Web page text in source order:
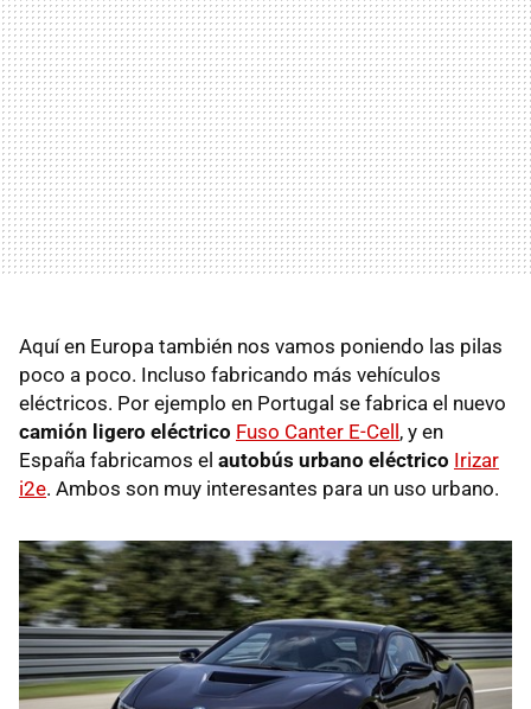
Aquí en Europa también nos vamos poniendo las pilas
poco a poco. Incluso fabricando más vehículos
eléctricos. Por ejemplo en Portugal se fabrica el nuevo
camión ligero eléctrico Fuso Canter E-Cell, y en
España fabricamos el autobús urbano eléctrico Irizar
i2e. Ambos son muy interesantes para un uso urbano.